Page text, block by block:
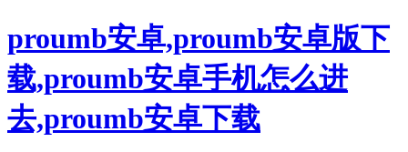
proumb安卓,proumb安卓版下
载,proumb安卓手机怎么进
去,proumb安卓下载